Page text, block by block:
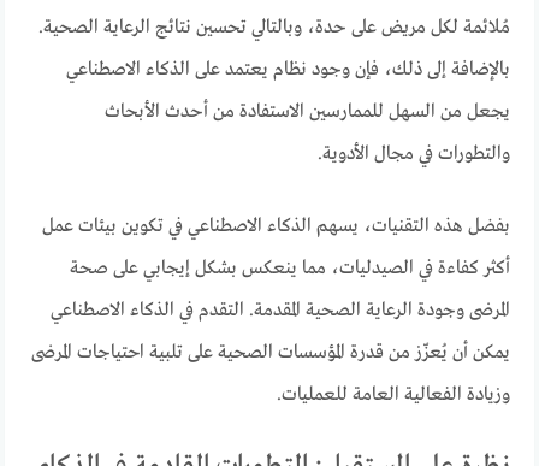
مُلائمة لكل مريض على حدة، وبالتالي تحسين نتائج الرعاية الصحية.
بالإضافة إلى ذلك، فإن وجود نظام يعتمد على الذكاء الاصطناعي
يجعل من السهل للممارسين الاستفادة من أحدث الأبحاث
والتطورات في مجال الأدوية.
بفضل هذه التقنيات، يسهم الذكاء الاصطناعي في تكوين بيئات عمل
أكثر كفاءة في الصيدليات، مما ينعكس بشكل إيجابي على صحة
المرضى وجودة الرعاية الصحية المقدمة. التقدم في الذكاء الاصطناعي
يمكن أن يُعزّز من قدرة المؤسسات الصحية على تلبية احتياجات المرضى
وزيادة الفعالية العامة للعمليات.